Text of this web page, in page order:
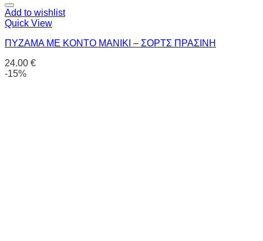
Add to wishlist
Quick View
ΠΥΖΑΜΑ ΜΕ ΚΟΝΤΟ ΜΑΝΙΚΙ – ΣΟΡΤΣ ΠΡΑΣΙΝΗ
24.00 €
-15%